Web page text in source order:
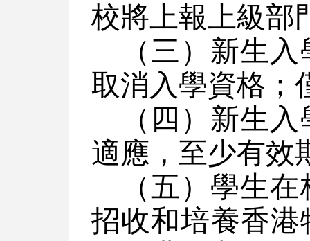
校將上報上級部
（三）新生
取消入學資格；
（四）新生
適應，至少有效
（五）學生
招收和培養香